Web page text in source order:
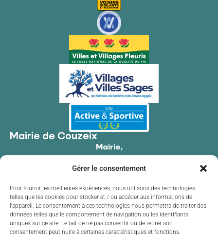
Gérer le consentement
Pour fournir les meilleures expériences, nous utilisons des technologies
telles que les cookies pour stocker et / ou accéder aux informations de
l’appareil. Le consentement à ces technologies nous permettra de traiter des
données telles que le comportement de navigation ou les identifiants
uniques sur ce site. Le fait de ne pas consentir ou de retirer son
consentement peut nuire à certaines caractéristiques et fonctions.
Mairie de Couzeix
Mairie,
87270 Couzeix
05 55 39 34 09
Contacter la mairie
Horaires d'ouverture
Lundide 8h30 à 12h00 et de 13h30 à 17h30
Mardi
de 8h30 à 12h00 et de 13h30 à 17h30